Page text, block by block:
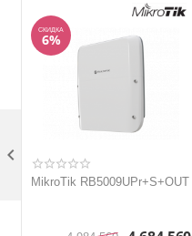
СКИДКА
6%
MikroTik RB5009UPr+S+OUT
